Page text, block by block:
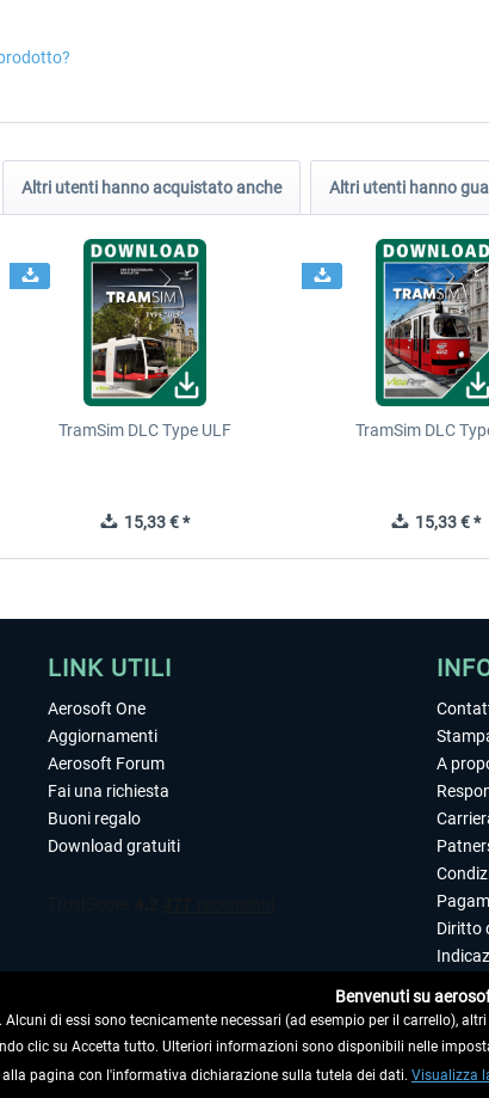
Altri utenti hanno acquistato anche Altri utenti hanno
TramSim DLC Type ULF
15,33 € *
TramSim DLC
15,33 € *
LINK UTILI
Aerosoft One
Aggiornamenti
Aerosoft Forum
Fai una richiesta
Buoni regalo
Download gratuiti
RECEDERE DAL CONTRATTO
A
Diritto
Benvenuti su
di essi sono tecnicamente necessari (ad esempio per il carrello),
clic su Accetta tutto. Ulteriori informazioni sono disponibili nelle
alla pagina con l'informativa dichiarazione sulla tutela dei dati. Visualizza